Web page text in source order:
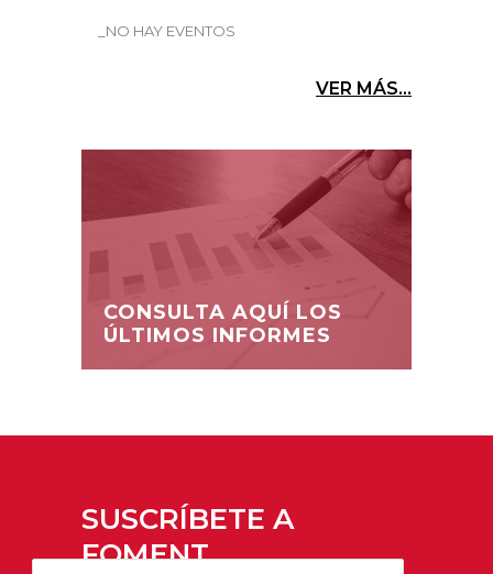
_NO HAY EVENTOS
VER MÁS...
CONSULTA AQUÍ LOS
ÚLTIMOS INFORMES
SUSCRÍBETE A
FOMENT